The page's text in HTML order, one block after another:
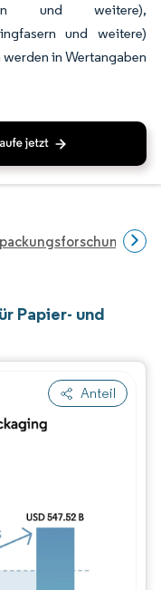
und weitere),
und weitere)
in Wertangaben
Papier- und
Anteil